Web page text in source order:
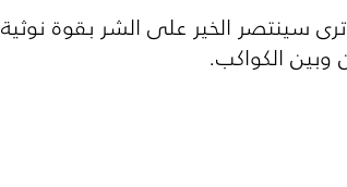
سينتصر الخير على الشر بقوة نوثية
الكواكب.